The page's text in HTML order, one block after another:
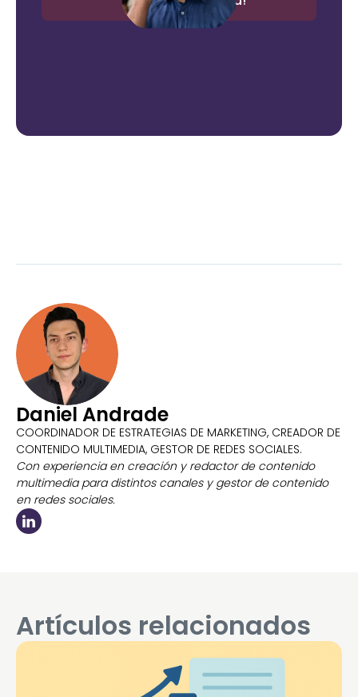
Daniel Andrade
COORDINADOR DE ESTRATEGIAS DE MARKETING, CREADOR DE
CONTENIDO MULTIMEDIA, GESTOR DE REDES SOCIALES.
Con experiencia en creación y redactor de contenido
multimedia para distintos canales y gestor de contenido
en redes sociales.
Artículos relacionados